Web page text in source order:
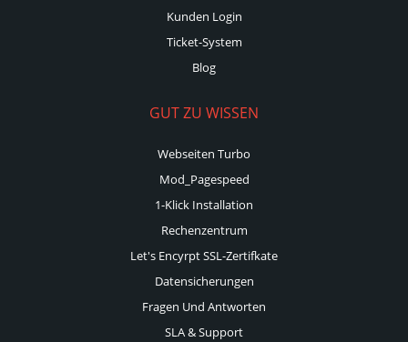
Kunden Login
Ticket-System
Blog
GUT ZU WISSEN
Webseiten Turbo
Mod_Pagespeed
1-Klick Installation
Rechenzentrum
Let's Encyrpt SSL-Zertifkate
Datensicherungen
Fragen Und Antworten
SLA & Support